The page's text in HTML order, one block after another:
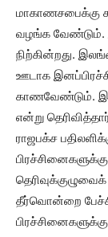
மாகாணசபைக்கு
வழங்க வேண்டும்.
நிற்கின்றது.
ஊடாக
காணவேண்டும்.
என்று
ராஜபக்ச
தீர்வொன்றை